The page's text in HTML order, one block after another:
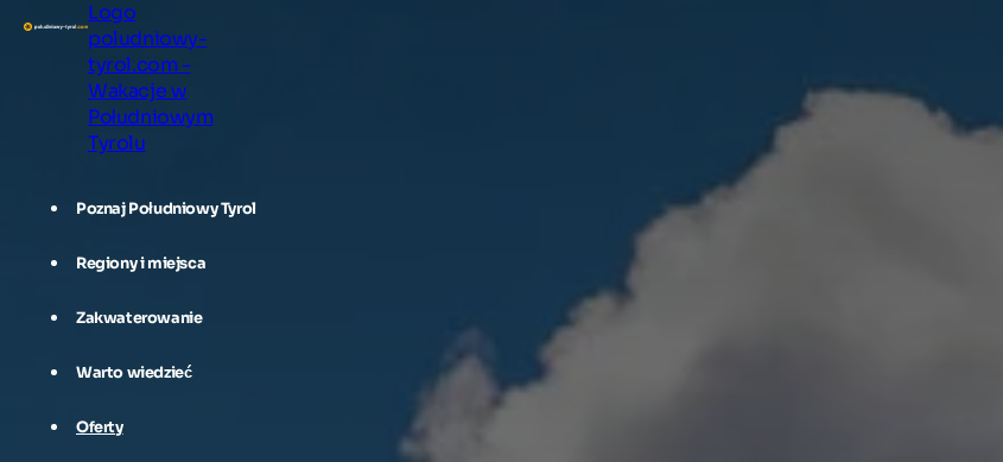
Logo
poludniowy-
tyrol.com -
Wakacje w
Południowym
Tyrolu
Poznaj Południowy Tyrol
Regiony i miejsca
Zakwaterowanie
Warto wiedzieć
Oferty